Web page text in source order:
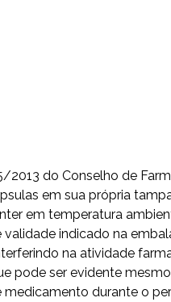
do Conselho de
em sua própria
em temperatura
indicado na
na atividade
pode ser evidente
medicamento durante o